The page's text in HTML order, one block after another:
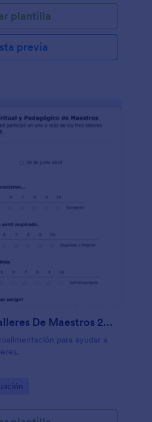
plantilla
previa
Evaluación De Talleres De Maestros 2018
para ayudar a